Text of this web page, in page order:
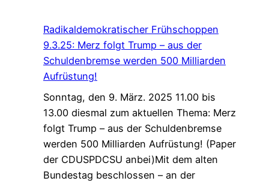
Einfluss
der
Tech-
Milliardäre
auf
unsere
Medien
und
unser
Bewusstsein
Radikaldemokratischer Frühschoppen
9.3.25: Merz folgt Trump – aus der
Schuldenbremse werden 500 Milliarden
Aufrüstung!
Sonntag, den 9. März. 2025 11.00 bis
13.00 diesmal zum aktuellen Thema: Merz
folgt Trump – aus der Schuldenbremse
werden 500 Milliarden Aufrüstung! (Paper
der CDUSPDCSU anbei)Mit dem alten
Bundestag beschlossen – an der